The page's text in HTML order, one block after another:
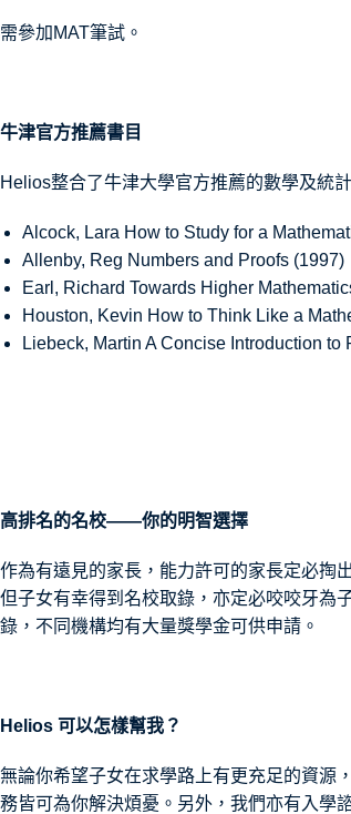
需參加MAT筆試。
牛津官方推薦書目
Helios整合了牛津大學官方推薦的數學及統
Alcock, Lara How to Study for a
Allenby, Reg Numbers and Proofs (1997)
Earl, Richard Towards Higher
Houston, Kevin How to Think Like a
Liebeck, Martin A Concise Introduction
高排名的名校——你的明智選擇
作為有遠見的家長，能力許可的家長定必掏
但子女有幸得到名校取錄，亦定必咬咬牙為
錄，不同機構均有大量獎學金可供申請。
Helios 可以怎樣幫我？
無論你希望子女在求學路上有更充足的資源
務皆可為你解決煩憂。另外，我們亦有入學